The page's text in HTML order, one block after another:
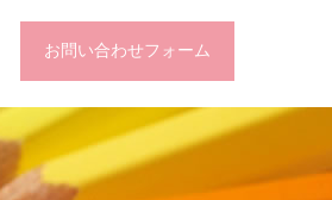
お問い合わせフォーム